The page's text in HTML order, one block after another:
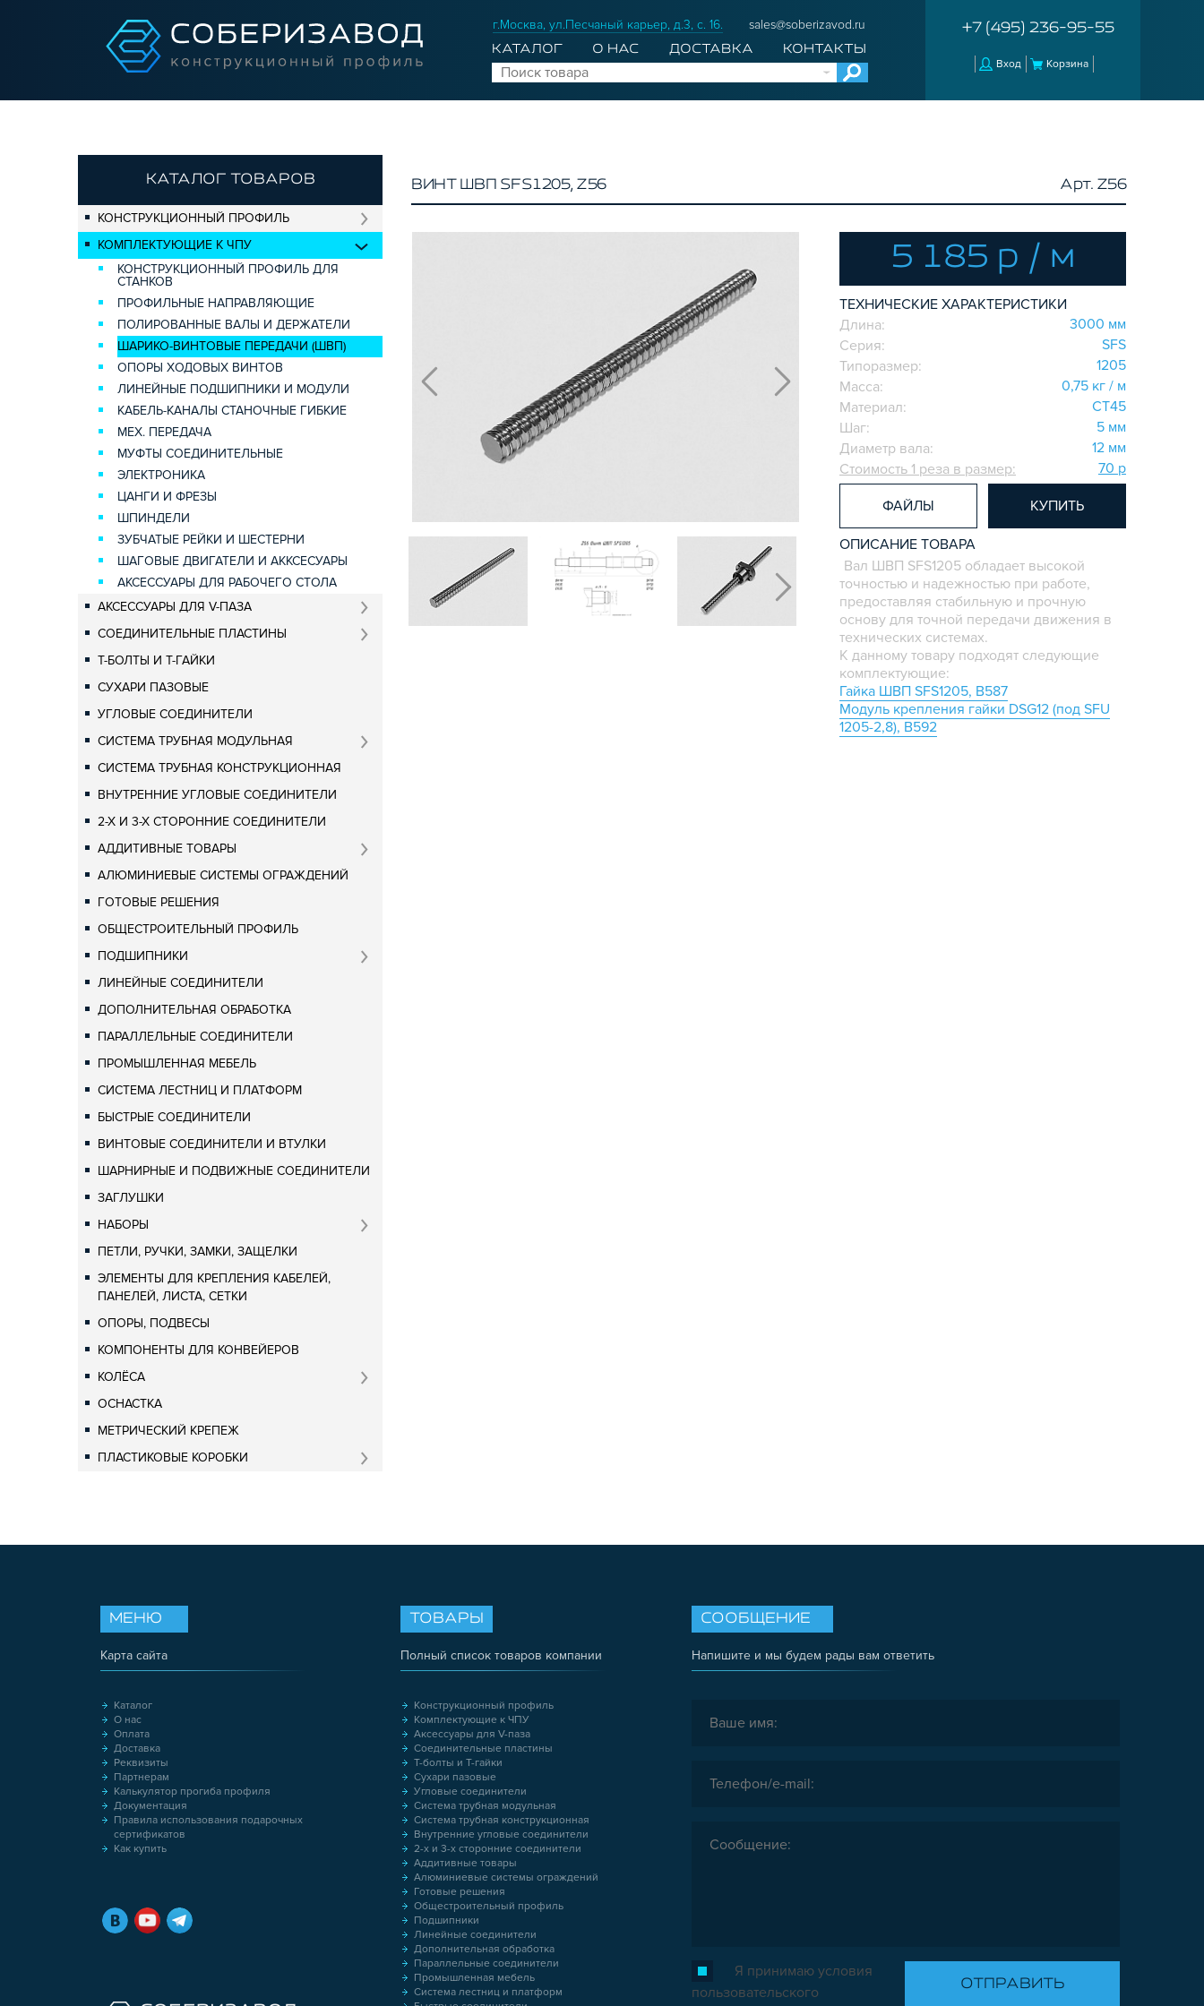
г.Москва, ул.Песчаный карьер, д.3, с. 16. sales@soberizavod.ru
КАТАЛОГ О НАС ДОСТАВКА КОНТАКТЫ
+7 (495) 236-95-55
Вход Корзина
КАТАЛОГ ТОВАРОВ
КОНСТРУКЦИОННЫЙ ПРОФИЛЬ
КОМПЛЕКТУЮЩИЕ К ЧПУ
КОНСТРУКЦИОННЫЙ ПРОФИЛЬ ДЛЯ
СТАНКОВ
ПРОФИЛЬНЫЕ НАПРАВЛЯЮЩИЕ
ПОЛИРОВАННЫЕ ВАЛЫ И ДЕРЖАТЕЛИ
ШАРИКО-ВИНТОВЫЕ ПЕРЕДАЧИ (ШВП)
ОПОРЫ ХОДОВЫХ ВИНТОВ
ЛИНЕЙНЫЕ ПОДШИПНИКИ И МОДУЛИ
КАБЕЛЬ-КАНАЛЫ СТАНОЧНЫЕ ГИБКИЕ
МЕХ. ПЕРЕДАЧА
МУФТЫ СОЕДИНИТЕЛЬНЫЕ
ЭЛЕКТРОНИКА
ЦАНГИ И ФРЕЗЫ
ШПИНДЕЛИ
ЗУБЧАТЫЕ РЕЙКИ И ШЕСТЕРНИ
ШАГОВЫЕ ДВИГАТЕЛИ И АККСЕСУАРЫ
АКСЕССУАРЫ ДЛЯ РАБОЧЕГО СТОЛА
АКСЕССУАРЫ ДЛЯ V-ПАЗА
СОЕДИНИТЕЛЬНЫЕ ПЛАСТИНЫ
Т-БОЛТЫ И Т-ГАЙКИ
СУХАРИ ПАЗОВЫЕ
УГЛОВЫЕ СОЕДИНИТЕЛИ
СИСТЕМА ТРУБНАЯ МОДУЛЬНАЯ
СИСТЕМА ТРУБНАЯ КОНСТРУКЦИОННАЯ
ВНУТРЕННИЕ УГЛОВЫЕ СОЕДИНИТЕЛИ
2-Х И 3-Х СТОРОННИЕ СОЕДИНИТЕЛИ
АДДИТИВНЫЕ ТОВАРЫ
АЛЮМИНИЕВЫЕ СИСТЕМЫ ОГРАЖДЕНИЙ
ГОТОВЫЕ РЕШЕНИЯ
ОБЩЕСТРОИТЕЛЬНЫЙ ПРОФИЛЬ
ПОДШИПНИКИ
ЛИНЕЙНЫЕ СОЕДИНИТЕЛИ
ДОПОЛНИТЕЛЬНАЯ ОБРАБОТКА
ПАРАЛЛЕЛЬНЫЕ СОЕДИНИТЕЛИ
ПРОМЫШЛЕННАЯ МЕБЕЛЬ
СИСТЕМА ЛЕСТНИЦ И ПЛАТФОРМ
БЫСТРЫЕ СОЕДИНИТЕЛИ
ВИНТОВЫЕ СОЕДИНИТЕЛИ И ВТУЛКИ
ШАРНИРНЫЕ И ПОДВИЖНЫЕ СОЕДИНИТЕЛИ
ЗАГЛУШКИ
НАБОРЫ
ПЕТЛИ, РУЧКИ, ЗАМКИ, ЗАЩЕЛКИ
ЭЛЕМЕНТЫ ДЛЯ КРЕПЛЕНИЯ КАБЕЛЕЙ,
ПАНЕЛЕЙ, ЛИСТА, СЕТКИ
ОПОРЫ, ПОДВЕСЫ
КОМПОНЕНТЫ ДЛЯ КОНВЕЙЕРОВ
КОЛЁСА
ОСНАСТКА
МЕТРИЧЕСКИЙ КРЕПЕЖ
ПЛАСТИКОВЫЕ КОРОБКИ
ВИНТ ШВП SFS1205, Z56 Арт. Z56
5 185 р / м
ТЕХНИЧЕСКИЕ ХАРАКТЕРИСТИКИ
Длина:
3000 мм
Серия:
SFS
Типоразмер:
1205
Масса:
0,75 кг / м
Материал:
СТ45
Шаг:
5 мм
Диаметр вала:
12 мм
Стоимость 1 реза в размер:
70 р
ФАЙЛЫ КУПИТЬ
ОПИСАНИЕ ТОВАРА
Вал ШВП SFS1205 обладает высокой
точностью и надежностью при работе,
предоставляя стабильную и прочную
основу для точной передачи движения в
технических системах.
К данному товару подходят следующие
комплектующие:
Гайка ШВП SFS1205, B587
Модуль крепления гайки DSG12 (под SFU
1205-2,8), B592
СООБЩЕНИЕ
Напишите и мы будем рады вам ответить
Я принимаю условия
пользовательского
ТОВАРЫ
Полный список товаров компании
Конструкционный профиль
Комплектующие к ЧПУ
Аксессуары для V-паза
Соединительные пластины
Т-болты и Т-гайки
Сухари пазовые
Угловые соединители
Система трубная модульная
Система трубная конструкционная
Внутренние угловые соединители
2-х и 3-х сторонние соединители
Аддитивные товары
Алюминиевые системы ограждений
Готовые решения
Общестроительный профиль
Подшипники
Линейные соединители
Дополнительная обработка
Параллельные соединители
Промышленная мебель
Система лестниц и платформ
МЕНЮ
Карта сайта
Каталог
О нас
Оплата
Доставка
Реквизиты
Партнерам
Калькулятор прогиба профиля
Документация
Правила использования подарочных
сертификатов
Как купить